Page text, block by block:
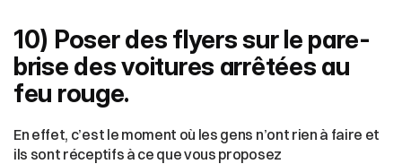
10) Poser des flyers sur le pare-
brise des voitures arrêtées au
feu rouge.
En effet, c’est le moment où les gens n’ont rien à faire et
ils sont réceptifs à ce que vous proposez